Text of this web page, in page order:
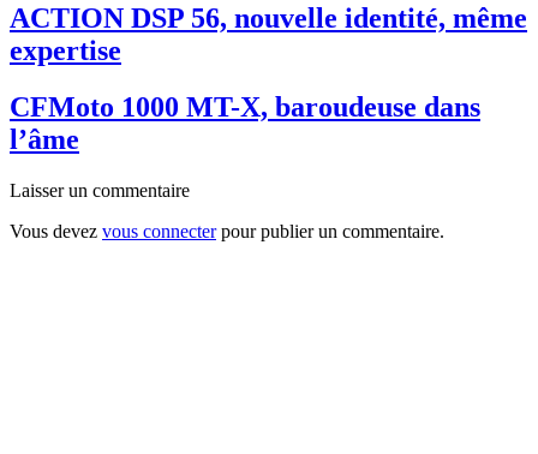
ACTION DSP 56, nouvelle identité, même
expertise
CFMoto 1000 MT-X, baroudeuse dans
l’âme
Laisser un commentaire
Vous devez vous connecterpour publier un commentaire.